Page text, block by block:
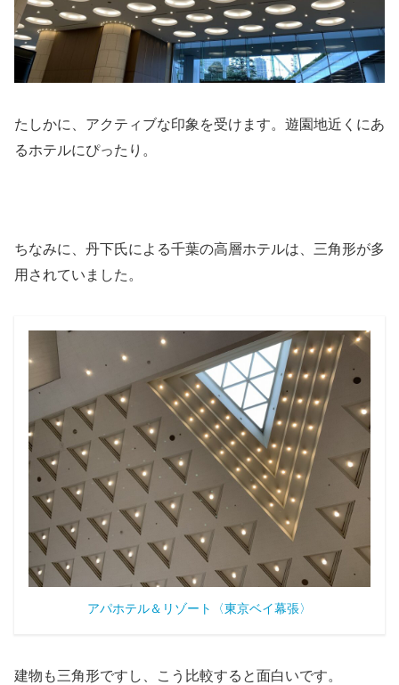
たしかに、アクティブな印象を受けます。遊園地近くにあ
るホテルにぴったり。
ちなみに、丹下氏による千葉の高層ホテルは、三角形が多
用されていました。
アパホテル＆リゾート〈東京ベイ幕張〉
建物も三角形ですし、こう比較すると面白いです。